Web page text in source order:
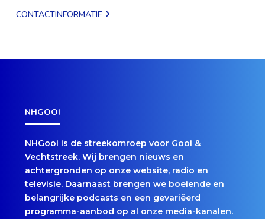
CONTACTINFORMATIE
NHGOOI
NHGooi is de streekomroep voor Gooi &
Vechtstreek. Wij brengen nieuws en
achtergronden op onze website, radio en
televisie. Daarnaast brengen we boeiende en
belangrijke podcasts en een gevariëerd
programma-aanbod op al onze media-kanalen.